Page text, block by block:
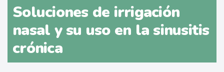
Soluciones de irrigación
nasal y su uso en la sinusitis
crónica